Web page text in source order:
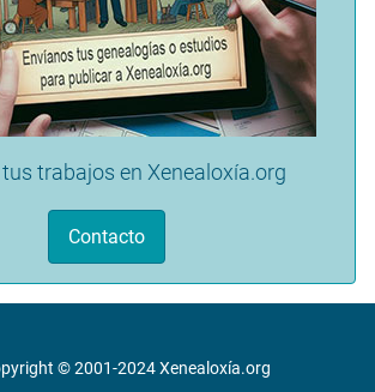
trabajos en Xenealoxía.org
Contacto
© 2001-2024Xenealoxía.org